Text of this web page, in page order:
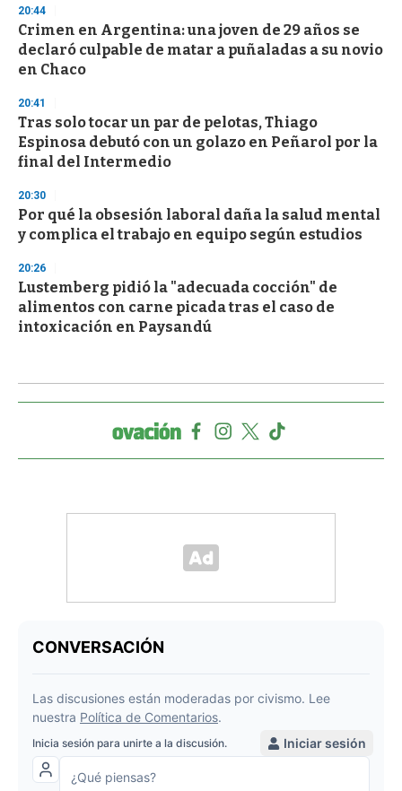
20:44
Crimen en Argentina: una joven de 29 años se
declaró culpable de matar a puñaladas a su novio
en Chaco
20:41
Tras solo tocar un par de pelotas, Thiago
Espinosa debutó con un golazo en Peñarol por la
final del Intermedio
20:30
Por qué la obsesión laboral daña la salud mental
y complica el trabajo en equipo según estudios
20:26
Lustemberg pidió la "adecuada cocción" de
alimentos con carne picada tras el caso de
intoxicación en Paysandú